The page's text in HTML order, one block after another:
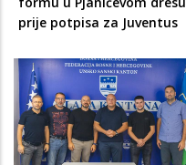
prije potpisa za Juventus